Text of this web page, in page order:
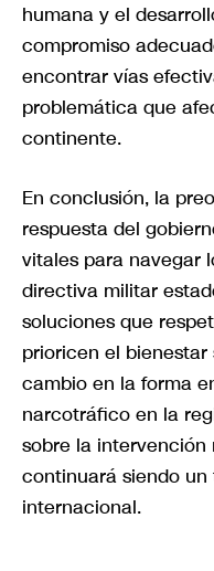
humana y el
compromiso
encontrar vías
problemática que
continente.
En conclusión, la
respuesta del
vitales para navegar
directiva militar
soluciones que
prioricen el
cambio en la forma
narcotráfico en la
sobre la
continuará siendo
internacional.